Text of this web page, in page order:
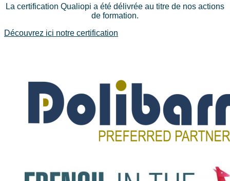
La certification Qualiopi a été délivrée au titre de nos actions
de formation.
Découvrez ici notre certification